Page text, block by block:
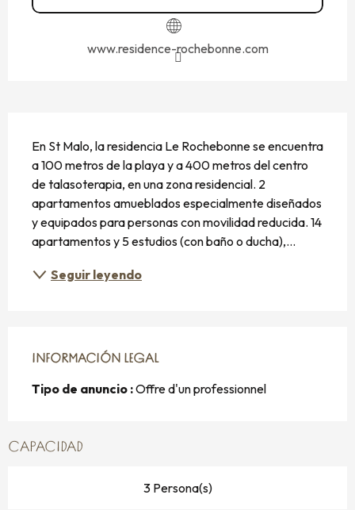
www.residence-rochebonne.com
En St Malo, la residencia Le Rochebonne se encuentra
a 100 metros de la playa y a 400 metros del centro
de talasoterapia, en una zona residencial. 2
apartamentos amueblados especialmente diseñados
y equipados para personas con movilidad reducida. 14
apartamentos y 5 estudios (con baño o ducha),...
Seguir leyendo
INFORMACIÓN LEGAL
INFORMACIÓN LEGAL
Tipo de anuncio :Offre d'un professionnel
CAPACIDAD
3 Persona(s)